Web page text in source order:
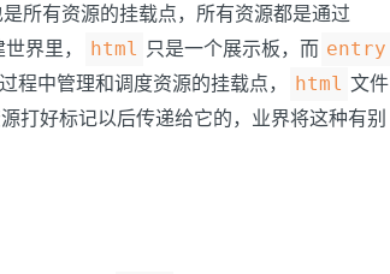
所有资源的挂载点，所有资源都是通过
界里， html 只是一个展示板，而 entry
程中管理和调度资源的挂载点， html 文件
打好标记以后传递给它的，业界将这种有别